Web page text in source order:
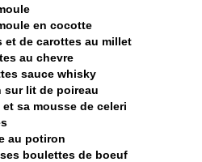
en cocotte
et de carottes au millet
au chevre
sauce whisky
sur lit de poireau
sa mousse de celeri
au potiron
boulettes de boeuf